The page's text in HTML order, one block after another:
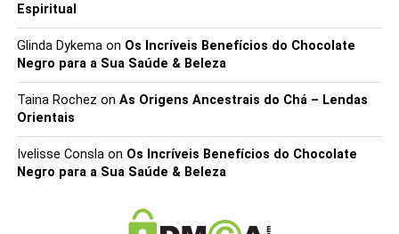
Espiritual
Glinda Dykemaon Os Incríveis Benefícios do Chocolate
Negro para a Sua Saúde & Beleza
Taina Rochez on As Origens Ancestrais do Chá – Lendas
Orientais
Ivelisse Conslaon Os Incríveis Benefícios do Chocolate
Negro para a Sua Saúde & Beleza